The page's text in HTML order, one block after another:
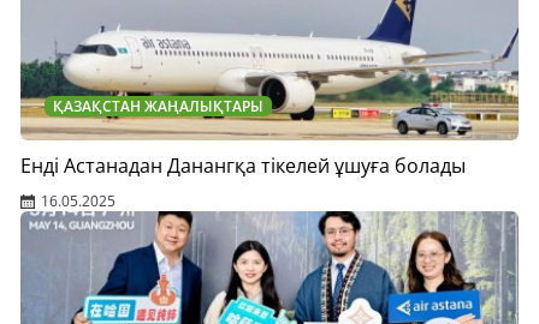
ҚАЗАҚСТАН ЖАҢАЛЫҚТАРЫ
Енді Астанадан Данангқа тікелей ұшуға болады
16.05.2025